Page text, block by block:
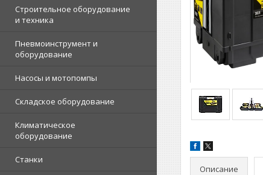
Строительное оборудование
и техника
Пневмоинструмент и
оборудование
Насосы и мотопомпы
Складское оборудование
Климатическое
оборудование
Станки
Описание